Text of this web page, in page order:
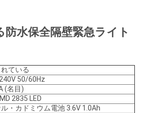
防水保全隔壁緊急ライト
ている
50/60Hz
(名目)
2835 LED
・カドミウム電池 3.6V 1.0Ah